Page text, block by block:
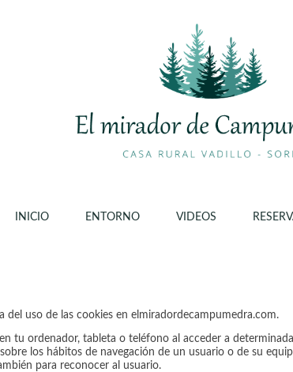
INICIO ENTORNO VIDEOS
del uso de las cookies en elmiradordecampumedra.com.
tu ordenador, tableta o teléfono al acceder a
los hábitos de navegación de un usuario o de su
para reconocer al usuario.